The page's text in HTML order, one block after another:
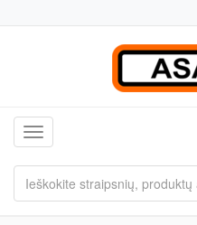
Toggle navigation